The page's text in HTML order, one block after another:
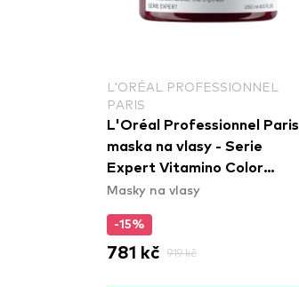
L'ORÉAL PROFESSIONNEL
PARIS
L'Oréal Professionnel Paris
maska na vlasy - Serie
Expert Vitamino Color
Spectrum Masque
Masky na vlasy
-15%
781 kč 919 kč